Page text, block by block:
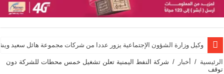
وكيل وزارة الشؤون الإجتماعية يزور عددا من شركات مجموعة هائل سعيد
الرئيسية / أخبار / شركة النفط اليمنية تعلن تشغيل خمس محطات للشركة دون
توقف